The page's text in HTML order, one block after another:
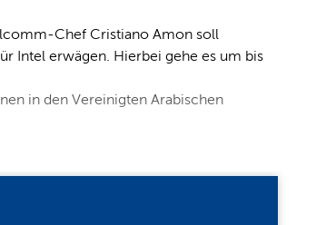
Chef Cristiano Amon soll
Intel erwägen. Hierbei gehe es um bis
in den Vereinigten Arabischen